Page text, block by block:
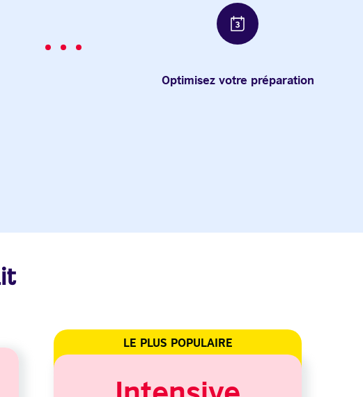
Optimisez votre préparation
LE PLUS POPULAIRE